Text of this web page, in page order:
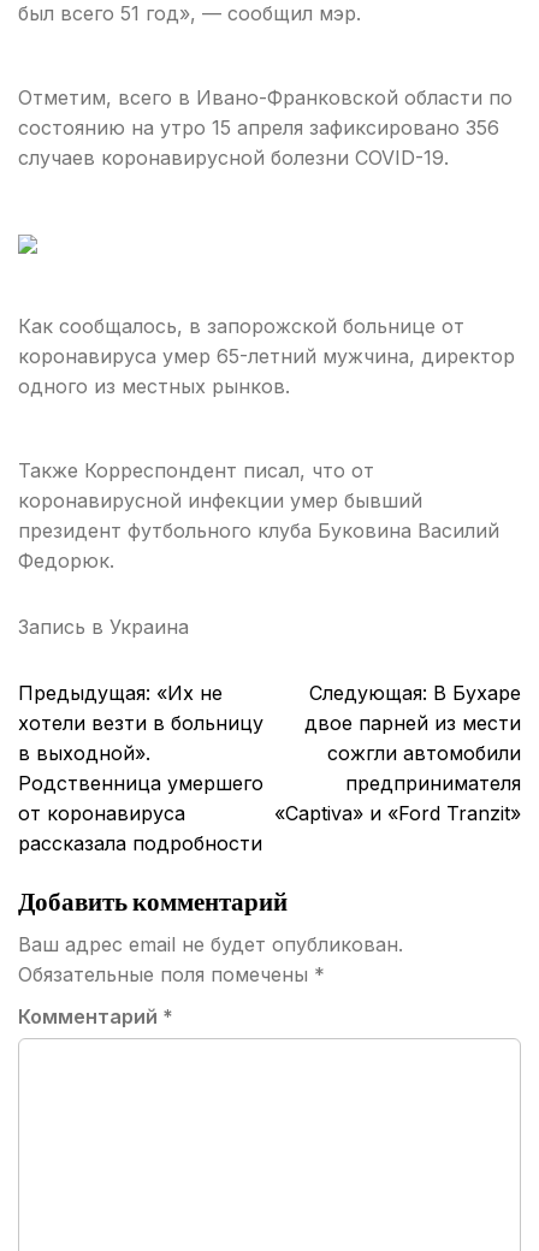
был всего 51 год», — сообщил мэр.
Отметим, всего в Ивано-Франковской области по
состоянию на утро 15 апреля зафиксировано 356
случаев коронавирусной болезни COVID-19.
Как сообщалось, в запорожской больнице от
коронавируса умер 65-летний мужчина, директор
одного из местных рынков.
Также Корреспондент писал, что от
коронавирусной инфекции умер бывший
президент футбольного клуба Буковина Василий
Федорюк.
Запись в Украина
Навигация
по
Предыдущая: «Их не
хотели везти в больницу
в выходной».
Родственница умершего
от коронавируса
рассказала подробности
Следующая: В Бухаре
двое парней из мести
сожгли автомобили
предпринимателя
«Captiva» и «Ford Tranzit»
Добавить комментарий
Ваш адрес email не будет опубликован.
Обязательные поля помечены *
Комментарий *